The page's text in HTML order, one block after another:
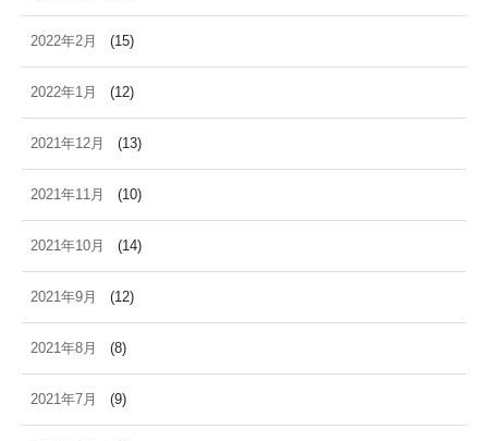
2022年2月 (15)
2022年1月 (12)
2021年12月 (13)
2021年11月 (10)
2021年10月 (14)
2021年9月 (12)
2021年8月 (8)
2021年7月 (9)